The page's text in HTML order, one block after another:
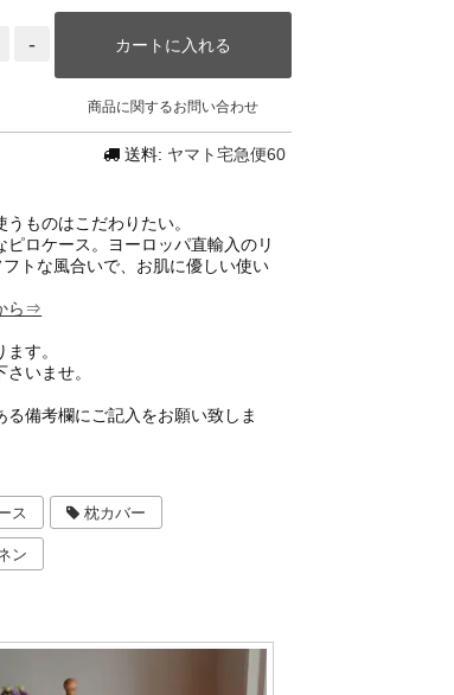
商品に関するお問い合わせ
送料: ヤマト宅急便60
ものはこだわりたい。
ロケース。ヨーロッパ直輸入のリ
トな風合いで、お肌に優しい使い
ら⇒
す。
いませ。
備考欄にご記入をお願い致しま
ス 枕カバー
ン